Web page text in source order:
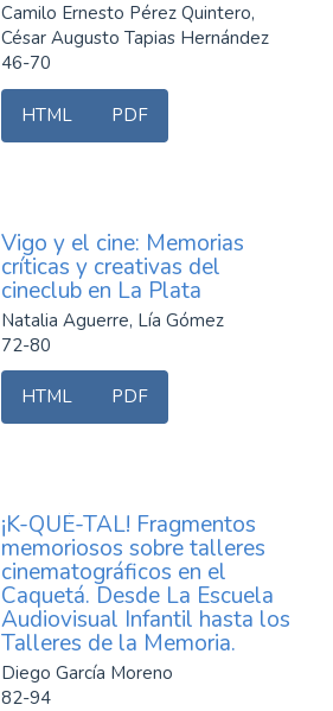
Camilo Ernesto Pérez Quintero,
César Augusto Tapias Hernández
46-70
HTML PDF
Vigo y el cine: Memorias
críticas y creativas del
cineclub en La Plata
Natalia Aguerre, Lía Gómez
72-80
HTML PDF
¡K-QUÉ-TAL! Fragmentos
memoriosos sobre talleres
cinematográficos en el
Caquetá. Desde La Escuela
Audiovisual Infantil hasta los
Talleres de la Memoria.
Diego García Moreno
82-94